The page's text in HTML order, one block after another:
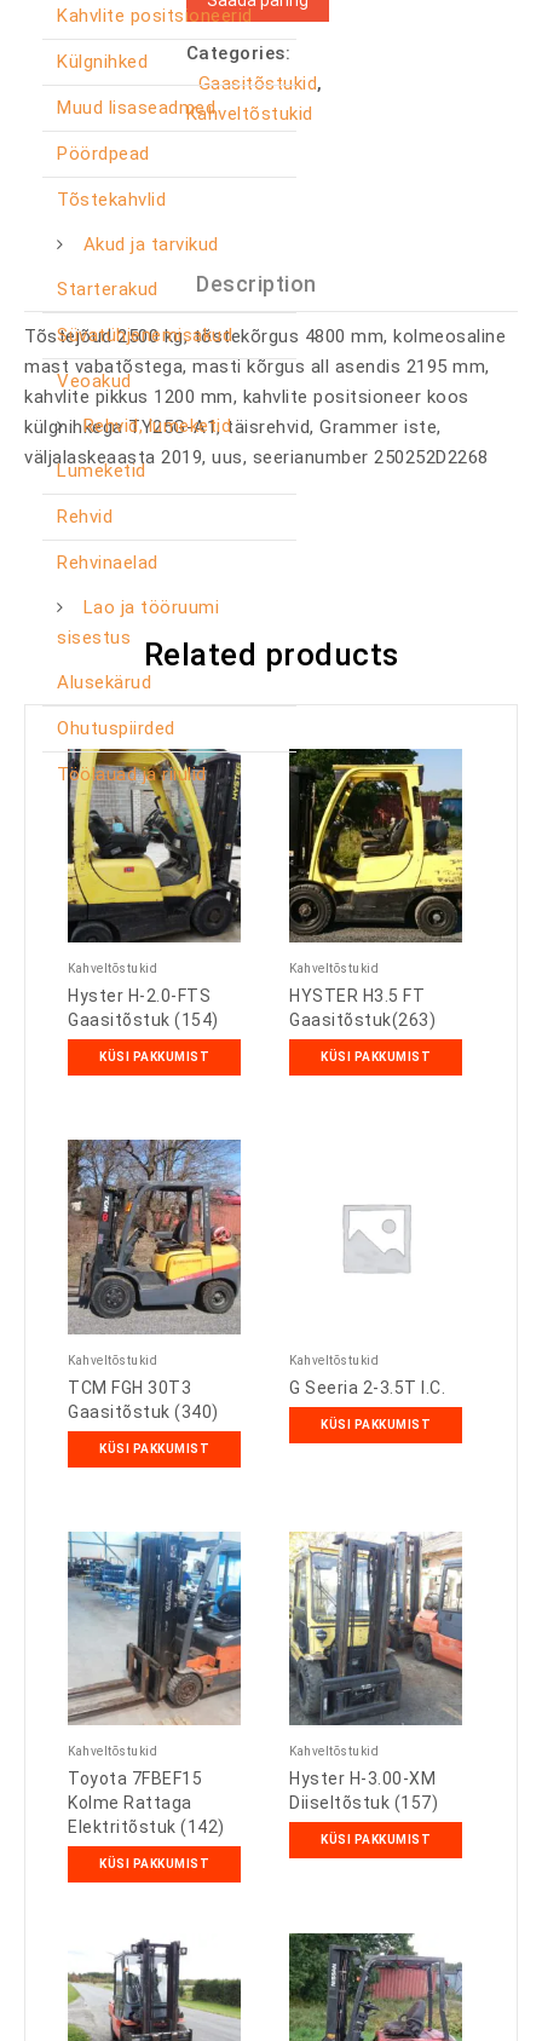
Kahvlite positsioneerid
Külgnihked
Muud lisaseadmed
Pöördpead
Tõstekahvlid
Akud ja tarvikud
Starterakud
Süvatühjenemisakud
Veoakud
Rehvid, lumeketid
Lumeketid
Rehvid
Rehvinaelad
Lao ja tööruumi
sisestus
Alusekärud
Ohutuspiirded
Töölauad ja riiulid
Categories:
Gaasitõstukid,
Kahveltõstukid
Description
Tõstejõud 2500 kg, tõstekõrgus 4800 mm, kolmeosaline
mast vabatõstega, masti kõrgus all asendis 2195 mm,
kahvlite pikkus 1200 mm, kahvlite positsioneer koos
külgnihkega TY25G-A1, täisrehvid, Grammer iste,
väljalaskeaasta 2019, uus, seerianumber 250252D2268
Related products
Kahveltõstukid
Hyster H-2.0-FTS
Gaasitõstuk (154)
KÜSI PAKKUMIST
Kahveltõstukid
HYSTER H3.5 FT
Gaasitõstuk(263)
KÜSI PAKKUMIST
Kahveltõstukid
TCM FGH 30T3
Gaasitõstuk (340)
KÜSI PAKKUMIST
Kahveltõstukid
G Seeria 2-3.5T I.C.
KÜSI PAKKUMIST
Kahveltõstukid
Toyota 7FBEF15
Kolme Rattaga
Elektritõstuk (142)
KÜSI PAKKUMIST
Kahveltõstukid
Hyster H-3.00-XM
Diiseltõstuk (157)
KÜSI PAKKUMIST